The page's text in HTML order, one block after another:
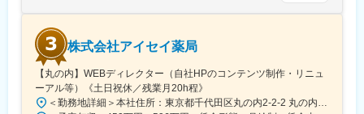
株式会社アイセイ薬局
【丸の内】WEBディレクター（自社HPのコンテンツ制作・リニュ
ーアル等）《土日祝休／残業月20h程》
＜勤務地詳細＞本社住所：東京都千代田区丸の内2-2-2 丸の内三井ビルディング勤務地最寄駅：東京メトロ千代田線／二重橋前駅受動喫煙対策：屋内全面禁煙変更の範囲：会社の定める事業所